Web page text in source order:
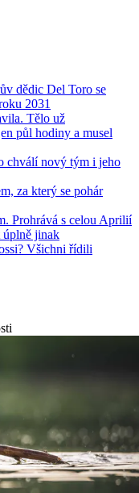
dědic Del Toro se
2031
Tělo už
půl hodiny a musel
chválí nový tým i jeho
za který se pohár
Prohrává s celou Aprilií
úplně jinak
Všichni řídili